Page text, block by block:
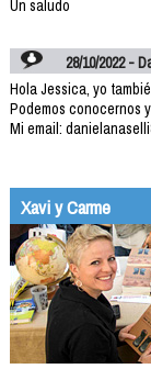
Un saludo
28/10/2022 -
Hola Jessica, yo
Podemos conocernos
Mi email:
Xavi y Carme